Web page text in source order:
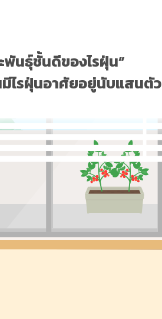
พันธุ์ชั้นดีของไรฝุ่น”
ไรฝุ่นอาศัยอยู่นับแสนตัว